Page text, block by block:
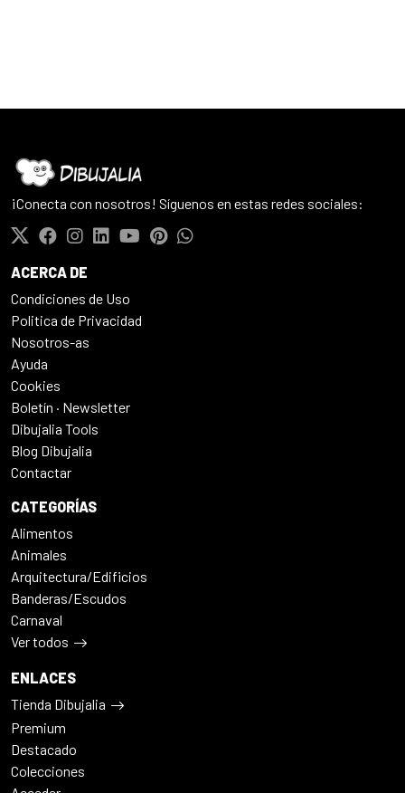
¡Conecta con nosotros! Síguenos en estas redes sociales:
ACERCA DE
Condiciones de Uso
Politica de Privacidad
Nosotros-as
Ayuda
Cookies
Boletín · Newsletter
Dibujalia Tools
Blog Dibujalia
Contactar
CATEGORÍAS
Alimentos
Animales
Arquitectura/Edificios
Banderas/Escudos
Carnaval
Ver todos
ENLACES
Tienda Dibujalia
Premium
Destacado
Colecciones